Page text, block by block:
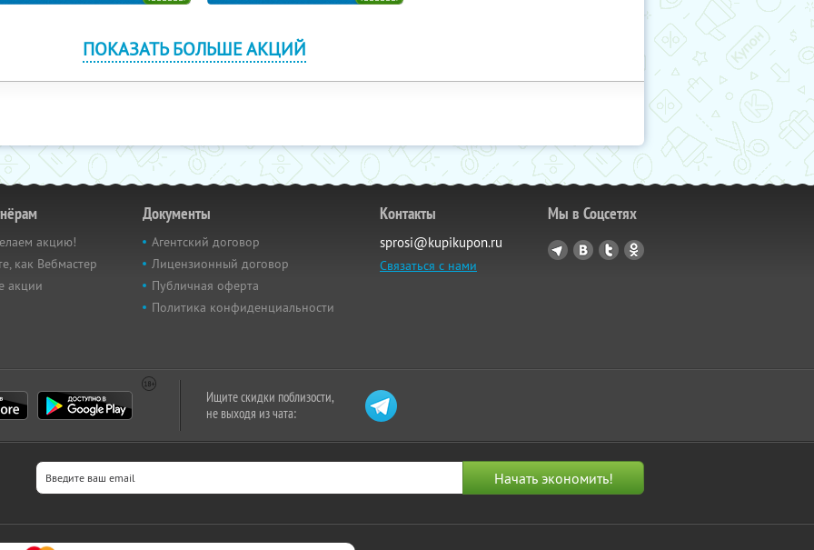
ПОКАЗАТЬ БОЛЬШЕ АКЦИЙ
акцию!
как Вебмастер
акции
Документы
Агентский договор
Лицензионный договор
Публичная оферта
Политика конфиденциальности
Контакты
sprosi@kupikupon.ru
Связаться с нами
Мы в Соцсетях
Ищите скидки поблизости,
не выходя из чата: